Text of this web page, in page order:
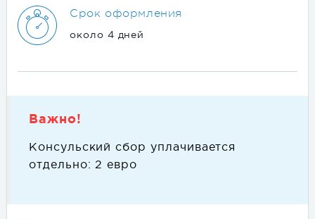
Срок оформления
около 4 дней
Важно!
Консульский сбор уплачивается
отдельно: 2 евро